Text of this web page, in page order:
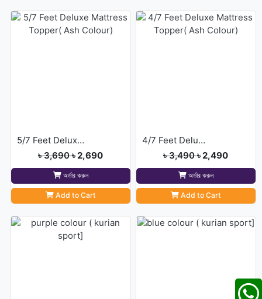
5/7 Feet Deluxe Mattress Topper( Ash Colour)
৳ 3,690৳ 2,690
অর্ডার করুন
Add to Cart
4/7 Feet Deluxe Mattress Topper( Ash Colour)
৳ 3,490৳ 2,490
অর্ডার করুন
Add to Cart